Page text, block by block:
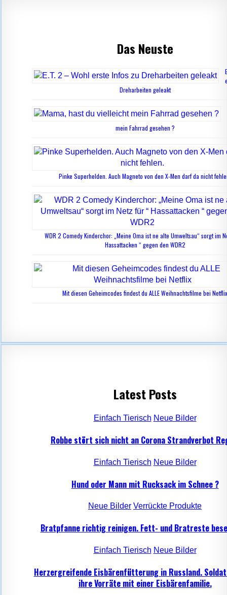
Das Neuste
Dreharbeiten geleakt
mein Fahrrad gesehen ?
Pinke Superhelden. Auch Magneto von den X-Men darf da nicht
WDR 2 Comedy Kinderchor: „Meine Oma ist ne alte Umweltsau“ sorgt im
Hassattacken “ gegen den WDR2
Mit diesen Geheimcodes findest du ALLE Weihnachtsfilme bei Netflix
Latest Posts
Einfach Tierisch Neue Bilder
Robbe stört sich nicht an Corona Strandverbot
Einfach Tierisch Neue Bilder
Hund oder Mann mit Rucksack im Schnee ?
Neue Bilder Verrückte Produkte
Bratpfanne richtig reinigen. Fett- und Bratreste
Einfach Tierisch Neue Bilder
Herzergreifende Eisbärenfütterung in Russland.
ihre Vorräte mit einer Eisbärenfamilie.